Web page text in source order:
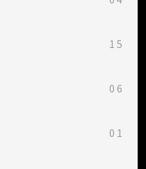
15
06
01